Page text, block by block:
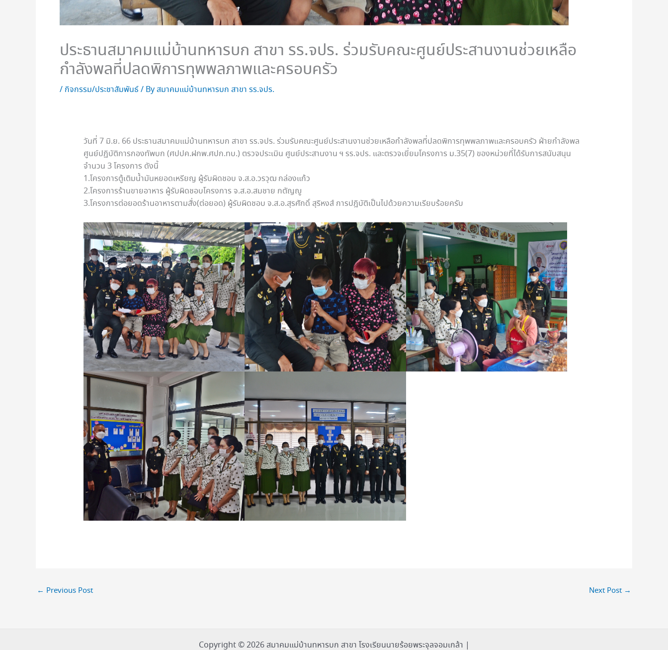
ประธานสมาคมแม่บ้านทหารบก สาขา รร.จปร. ร่วมรับคณะศูนย์ประสานงานช่วยเหลือ
กำลังพลที่ปลดพิการทุพพลภาพและครอบครัว
/ กิจกรรม/ประชาสัมพันธ์/ Byสมาคมแม่บ้านทหารบก สาขา รร.จปร.
วันที่ 7 มิ.ย. 66 ประธานสมาคมแม่บ้านทหารบก สาขา รร.จปร. ร่วมรับคณะศูนย์ประสานงานช่วยเหลือกำลังพลที่ปลดพิการทุพพลภาพและครอบครัว ฝ่ายกำลังพล
ศูนย์ปฏิบัติการกองทัพบก (ศปปค.ฝกพ.ศปก.ทบ.) ตรวจประเมิน ศูนย์ประสานงาน ฯ รร.จปร. และตรวจเยี่ยมโครงการ ม.35(7) ของหน่วยที่ได้รับการสนับสนุน
จำนวน 3 โครงการ ดังนี้
1.โครงการตู้เติมน้ำมันหยอดเหรียญ ผู้รับผิดชอบ จ.ส.อ.วรวุฒ กล่องแก้ว
2.โครงการร้านขายอาหาร ผู้รับผิดชอบโครงการ จ.ส.อ.สมชาย กตัญญู
3.โครงการต่อยอดร้านอาหารตามสั่ง(ต่อยอด) ผู้รับผิดชอบ จ.ส.อ.สุรศักดิ์ สุริหงส์ การปฎิบัติเป็นไปด้วยความเรียบร้อยครับ
← Previous Post Next Post →
Copyright © 2026 สมาคมแม่บ้านทหารบก สาขา โรงเรียนนายร้อยพระจุลจอมเกล้า |